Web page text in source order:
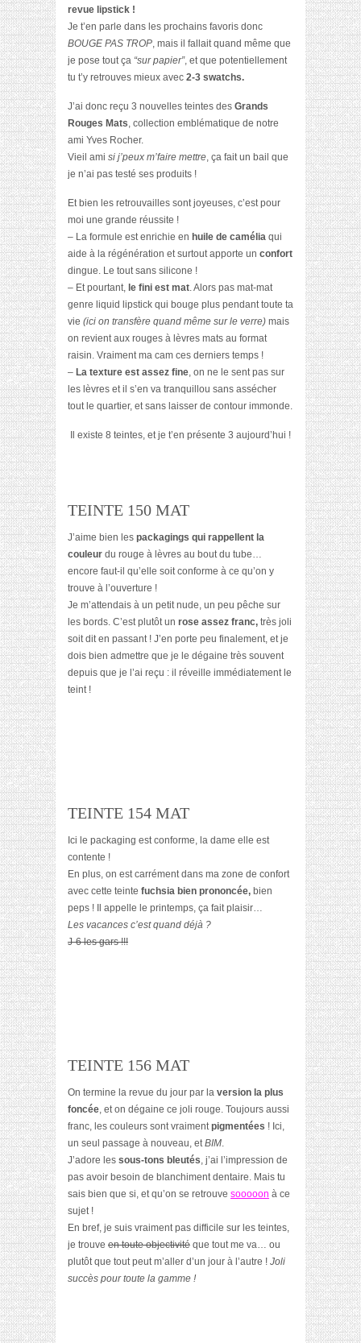
revue lipstick !
Je t’en parle dans les prochains favoris donc
BOUGE PAS TROP, mais il fallait quand même que
je pose tout ça “sur papier”, et que potentiellement
tu t’y retrouves mieux avec 2-3 swatchs.
J’ai donc reçu 3 nouvelles teintes des Grands
Rouges Mats, collection emblématique de notre
ami Yves Rocher.
Vieil ami si j’peux m’faire mettre, ça fait un bail que
je n’ai pas testé ses produits !
Et bien les retrouvailles sont joyeuses, c’est pour
moi une grande réussite !
– La formule est enrichie en huile de camélia qui
aide à la régénération et surtout apporte un confort
dingue. Le tout sans silicone !
– Et pourtant, le fini est mat. Alors pas mat-mat
genre liquid lipstick qui bouge plus pendant toute ta
vie (ici on transfère quand même sur le verre) mais
on revient aux rouges à lèvres mats au format
raisin. Vraiment ma cam ces derniers temps !
– La texture est assez fine, on ne le sent pas sur
les lèvres et il s’en va tranquillou sans assécher
tout le quartier, et sans laisser de contour immonde.
Il existe 8 teintes, et je t’en présente 3 aujourd’hui !
TEINTE 150 MAT
J’aime bien les packagings qui rappellent la
couleur du rouge à lèvres au bout du tube…
encore faut-il qu’elle soit conforme à ce qu’on y
trouve à l’ouverture !
Je m’attendais à un petit nude, un peu pêche sur
les bords. C’est plutôt un rose assez franc, très joli
soit dit en passant ! J’en porte peu finalement, et je
dois bien admettre que je le dégaine très souvent
depuis que je l’ai reçu : il réveille immédiatement le
teint !
TEINTE 154 MAT
Ici le packaging est conforme, la dame elle est
contente !
En plus, on est carrément dans ma zone de confort
avec cette teinte fuchsia bien prononcée, bien
peps ! Il appelle le printemps, ça fait plaisir…
Les vacances c’est quand déjà ?
J-6 les gars !!!
TEINTE 156 MAT
On termine la revue du jour par la version la plus
foncée, et on dégaine ce joli rouge. Toujours aussi
franc, les couleurs sont vraimentpigmentées ! Ici,
un seul passage à nouveau, etBIM.
J’adore les sous-tons bleutés, j’ai l’impression de
pas avoir besoin de blanchiment dentaire. Mais tu
sais bien que si, et qu’on se retrouve sooooon à ce
sujet !
En bref, je suis vraiment pas difficile sur les teintes,
je trouve en toute objectivité que tout me va… ou
plutôt que tout peut m’aller d’un jour à l’autre ! Joli
succès pour toute la gamme !